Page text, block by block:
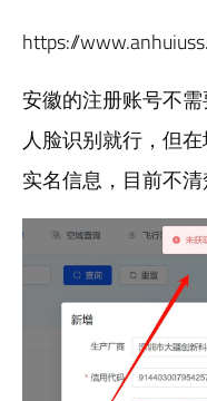
https://
安徽的注册账号不
人脸识别就行，但
实名信息，目前不